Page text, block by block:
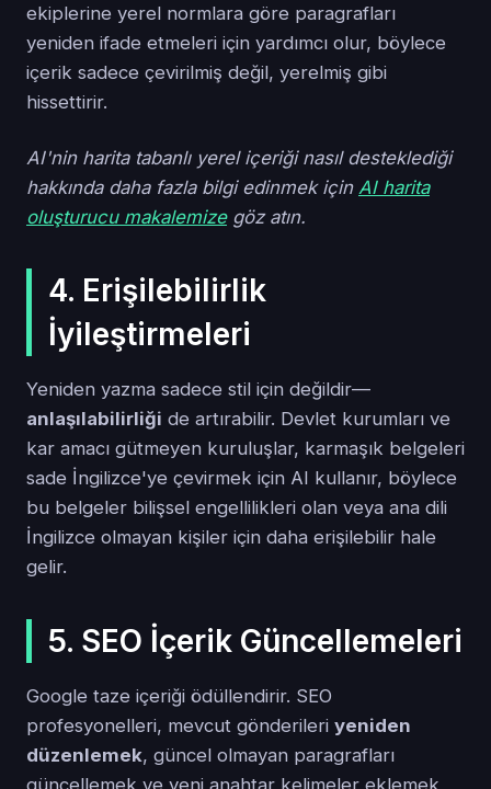
ekiplerine yerel normlara göre paragrafları
yeniden ifade etmeleri için yardımcı olur, böylece
içerik sadece çevirilmiş değil, yerelmiş gibi
hissettirir.
AI'nin harita tabanlı yerel içeriği nasıl desteklediği
hakkında daha fazla bilgi edinmek için AI harita
oluşturucu makalemizegöz atın.
4. Erişilebilirlik
İyileştirmeleri
Yeniden yazma sadece stil için değildir—
anlaşılabilirliği de artırabilir. Devlet kurumları ve
kar amacı gütmeyen kuruluşlar, karmaşık belgeleri
sade İngilizce'ye çevirmek için AI kullanır, böylece
bu belgeler bilişsel engellilikleri olan veya ana dili
İngilizce olmayan kişiler için daha erişilebilir hale
gelir.
5. SEO İçerik Güncellemeleri
Google taze içeriği ödüllendirir. SEO
profesyonelleri, mevcut gönderileri yeniden
düzenlemek, güncel olmayan paragrafları
güncellemek ve yeni anahtar kelimeler eklemek